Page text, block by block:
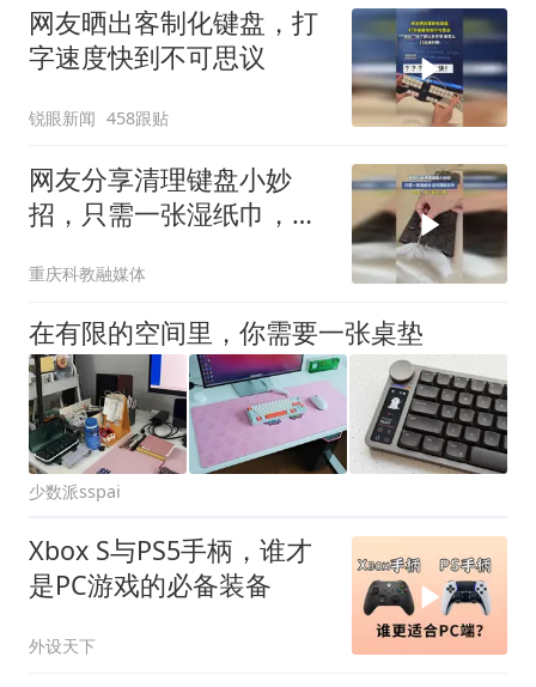
网友晒出客制化键盘，打
字速度快到不可思议
锐眼新闻 458跟贴
网友分享清理键盘小妙
招，只需一张湿纸巾，还
直这么整
重庆科教融媒体
在有限的空间里，你需要一张桌垫
少数派sspai
Xbox S与PS5手柄，谁才
是PC游戏的必备装备
外设天下